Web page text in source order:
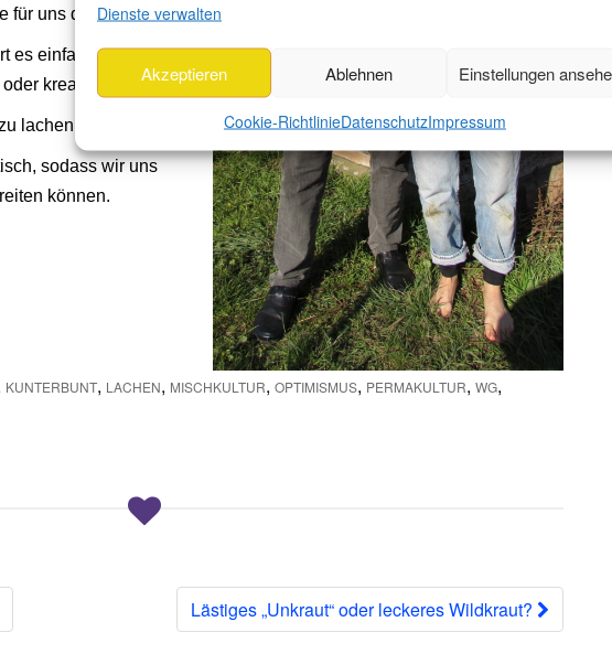
Dienste verwalten
Akzeptieren Ablehnen Einstellungen
Cookie-RichtlinieDatenschutzImpressum
für uns dazu.
es einfach mal aus zu
kreativ zu sein.
lachen!
sodass wir uns
können.
KUNTERBUNT, LACHEN, MISCHKULTUR, OPTIMISMUS, PERMAKULTUR, WG,
Lästiges „Unkraut“ oder leckeres Wildkraut?